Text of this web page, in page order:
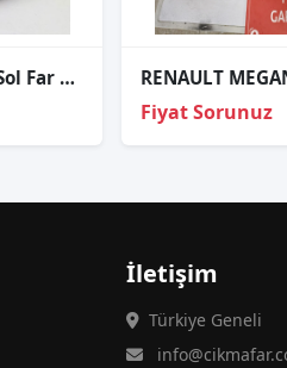
2026 Renault Captur Sol Far 260603859R RENAULT
Fiyat Sorunuz
İletişim
Türkiye Geneli